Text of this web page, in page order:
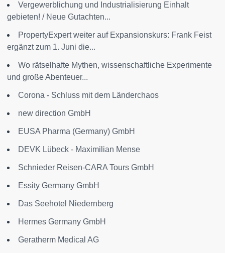
Vergewerblichung und Industrialisierung Einhalt
gebieten! / Neue Gutachten...
PropertyExpert weiter auf Expansionskurs: Frank Feist
ergänzt zum 1. Juni die...
Wo rätselhafte Mythen, wissenschaftliche Experimente
und große Abenteuer...
Corona - Schluss mit dem Länderchaos
new direction GmbH
EUSA Pharma (Germany) GmbH
DEVK Lübeck - Maximilian Mense
Schnieder Reisen-CARA Tours GmbH
Essity Germany GmbH
Das Seehotel Niedernberg
Hermes Germany GmbH
Geratherm Medical AG